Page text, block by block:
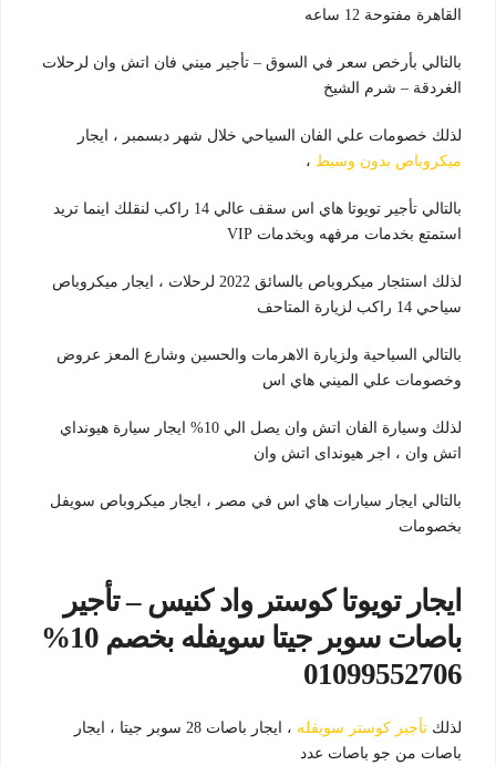
القاهرة مفتوحة 12 ساعه
بالتالي بأرخص سعر في السوق – تأجير ميني فان اتش وان لرحلات
الغردقة – شرم الشيخ
لذلك خصومات علي الفان السياحي خلال شهر دبسمبر ، ايجار
ميكروباص بدون وسيط ،
بالتالي تأجير تويوتا هاي اس سقف عالي 14 راكب لنقلك اينما تريد
استمتع بخدمات مرفهه وبخدمات VIP
لذلك استئجار ميكروباص بالسائق 2022 لرحلات ، ايجار ميكروباص
سياحي 14 راكب لزيارة المتاحف
بالتالي السياحية ولزيارة الاهرمات والحسين وشارع المعز عروض
وخصومات علي الميني هاي اس
لذلك وسيارة الفان اتش وان يصل الي 10% ايجار سيارة هيونداي
اتش وان ، اجر هيونداى اتش وان
بالتالي ايجار سيارات هاي اس في مصر ، ايجار ميكروباص سويفل
بخصومات
ايجار تويوتا كوستر واد كنيس – تأجير
باصات سوبر جيتا سويفله بخصم 10%
01099552706
لذلك تأجير كوستر سويفله
، ايجار باصات 28 سوبر جيتا ، ايجار
باصات من جو باصات عدد